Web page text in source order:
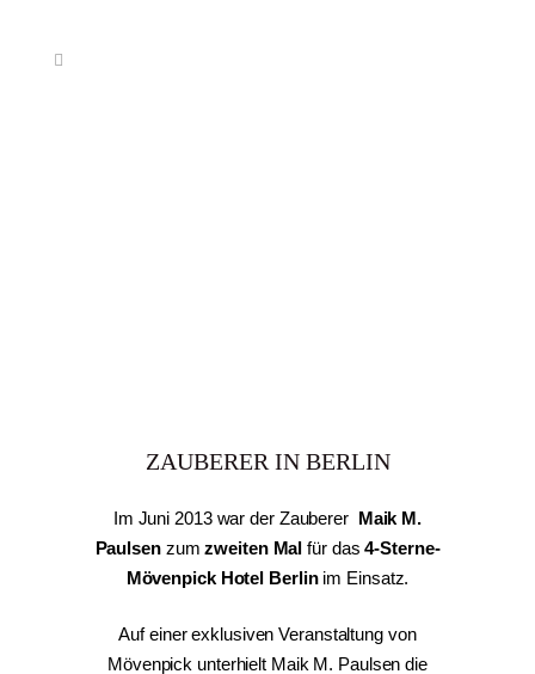
ZAUBERER IN BERLIN
Im Juni 2013 war der Zauberer Maik M.
Paulsen zumzweiten Mal für das4-Sterne-
Mövenpick Hotel Berlinim Einsatz.
Auf einer exklusiven Veranstaltung von
Mövenpick unterhielt Maik M. Paulsen die